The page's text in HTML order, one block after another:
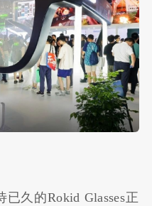
久的Rokid Glasses正